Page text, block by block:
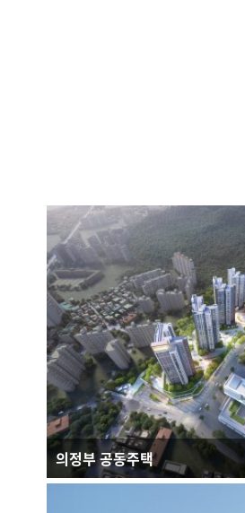
의정부 공동주택